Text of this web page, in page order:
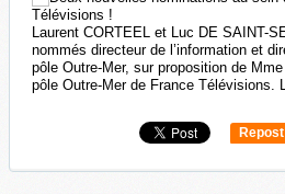
Laurent CORTEEL et Luc DE SAINT-
nommés directeur de l’information et
pôle Outre-Mer, sur proposition de
pôle Outre-Mer de France Télévisions.
Repost